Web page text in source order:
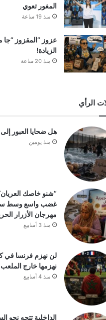
المغور تعوي
منذ 19 ساعة
عزوز “المقزوز
الزيادة!
منذ 20 ساعة
الرأي
هل ضحايا العبور
منذ يومين
“شنو خاصك
غضب واسع وسط
مهرجان الأزرار
منذ 3 أسابيع
لن نهزم فرنسا في
نهزمها خارج الملعب
منذ 4 أسابيع
الداخلية تتجه نحو